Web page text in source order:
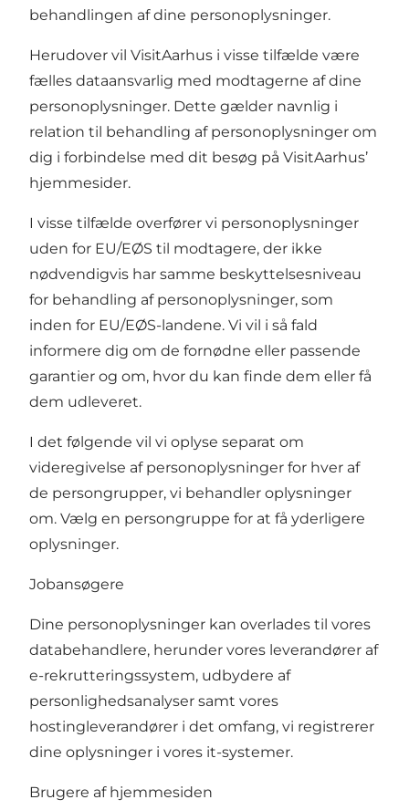
behandlingen af dine personoplysninger.
Herudover vil VisitAarhus i visse tilfælde være
fælles dataansvarlig med modtagerne af dine
personoplysninger. Dette gælder navnlig i
relation til behandling af personoplysninger om
dig i forbindelse med dit besøg på VisitAarhus’
hjemmesider.
I visse tilfælde overfører vi personoplysninger
uden for EU/EØS til modtagere, der ikke
nødvendigvis har samme beskyttelsesniveau
for behandling af personoplysninger, som
inden for EU/EØS-landene. Vi vil i så fald
informere dig om de fornødne eller passende
garantier og om, hvor du kan finde dem eller få
dem udleveret.
I det følgende vil vi oplyse separat om
videregivelse af personoplysninger for hver af
de persongrupper, vi behandler oplysninger
om. Vælg en persongruppe for at få yderligere
oplysninger.
Jobansøgere
Dine personoplysninger kan overlades til vores
databehandlere, herunder vores leverandører af
e-rekrutteringssystem, udbydere af
personlighedsanalyser samt vores
hostingleverandører i det omfang, vi registrerer
dine oplysninger i vores it-systemer.
Brugere af hjemmesiden